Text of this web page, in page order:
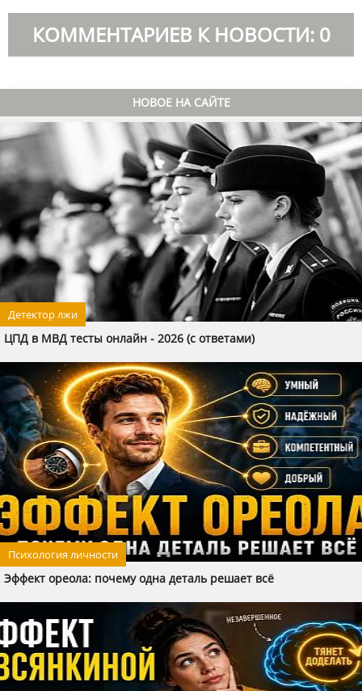
КОММЕНТАРИЕВ К НОВОСТИ: 0
НОВОЕ НА САЙТЕ
Детектор лжи
ЦПД в МВД тесты онлайн - 2026 (с ответами)
Психология личности
Эффект ореола: почему одна деталь решает всё